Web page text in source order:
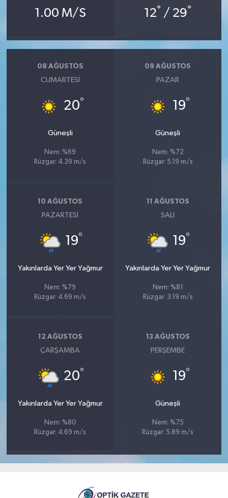
1.00 M/S 12° / 29°
08 AĞUSTOS
CUMARTESI
20°
Güneşli
Nem: %69
Rüzgar: 4.39 m/s
09 AĞUSTOS
PAZAR
19°
Güneşli
Nem: %72
Rüzgar: 5.19 m/s
10 AĞUSTOS
PAZARTESI
19°
Yakınlarda Yer Yer Yağmur
Nem: %79
Rüzgar: 4.69 m/s
11 AĞUSTOS
SALI
19°
Yakınlarda Yer Yer Yağmur
Nem: %81
Rüzgar: 3.19 m/s
12 AĞUSTOS
ÇARŞAMBA
20°
Yakınlarda Yer Yer Yağmur
Nem: %80
Rüzgar: 4.69 m/s
13 AĞUSTOS
PERŞEMBE
19°
Güneşli
Nem: %75
Rüzgar: 5.89 m/s